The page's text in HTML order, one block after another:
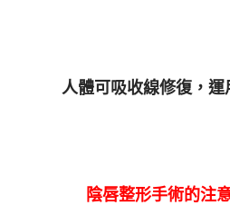
人體可吸收線修復，
陰唇整形手術的注